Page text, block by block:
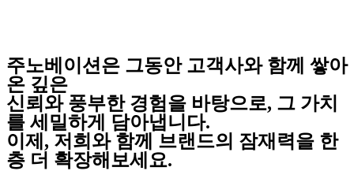
주노베이션은 그동안 고객사와 함께 쌓아
온 깊은
신뢰와 풍부한 경험을 바탕으로, 그 가치
를 세밀하게 담아냅니다.
이제, 저희와 함께 브랜드의 잠재력을 한
층 더 확장해보세요.